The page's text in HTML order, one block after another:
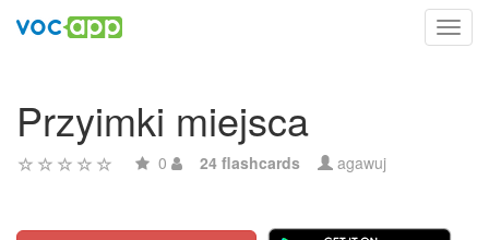
Przyimki miejsca
0 24 flashcards agawuj